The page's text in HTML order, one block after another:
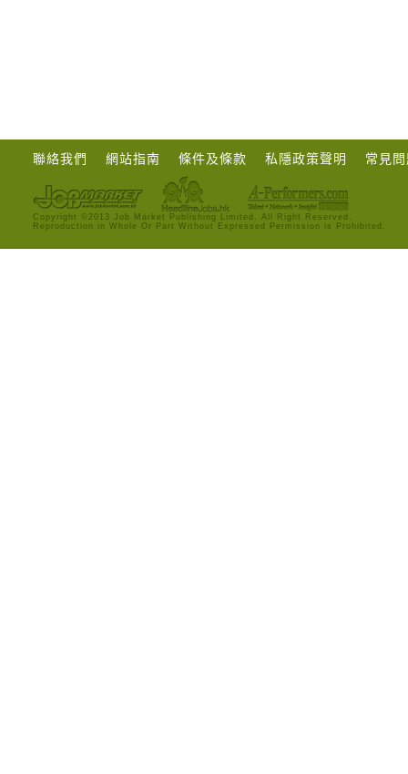
聯絡我們 網站指南 條件及條款 私隱政策聲明 常見
Copyright ©2013 Job Market Publishing Limited. All Right Reserved.
Reproduction in Whole Or Part Without Expressed Permission is Prohibited.